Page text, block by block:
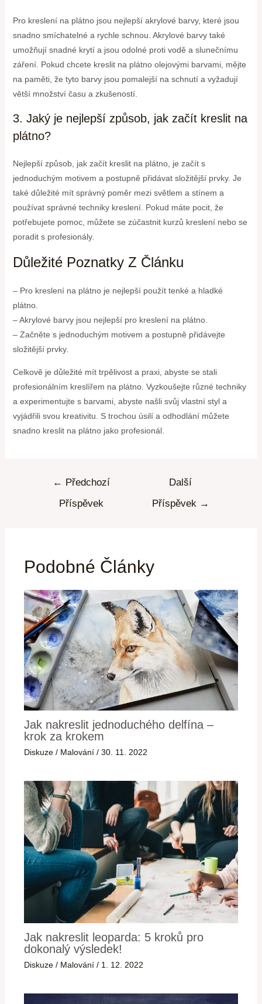
Pro kreslení na plátno jsou nejlepší akrylové barvy, které jsou
snadno smíchatelné a rychle schnou. Akrylové barvy také
umožňují snadné krytí a jsou odolné proti vodě a slunečnímu
záření. Pokud chcete kreslit na plátno olejovými barvami, mějte
na paměti, že tyto barvy jsou pomalejší na schnutí a vyžadují
větší množství času a zkušeností.
3. Jaký je nejlepší způsob, jak začít kreslit na
plátno?
Nejlepší způsob, jak začít kreslit na plátno, je začít s
jednoduchým motivem a postupně přidávat složitější prvky. Je
také důležité mít správný poměr mezi světlem a stínem a
používat správné techniky kreslení. Pokud máte pocit, že
potřebujete pomoc, můžete se zúčastnit kurzů kreslení nebo se
poradit s profesionály.
Důležité Poznatky Z Článku
– Pro kreslení na plátno je nejlepší použít tenké a hladké
plátno.
– Akrylové barvy jsou nejlepší pro kreslení na plátno.
– Začněte s jednoduchým motivem a postupně přidávejte
složitější prvky.
Celkově je důležité mít trpělivost a praxi, abyste se stali
profesionálním kreslířem na plátno. Vyzkoušejte různé techniky
a experimentujte s barvami, abyste našli svůj vlastní styl a
vyjádřili svou kreativitu. S trochou úsilí a odhodlání můžete
snadno kreslit na plátno jako profesionál.
← Předchozí
Příspěvek
Další
Příspěvek →
Podobné Články
Jak nakreslit jednoduchého delfína –
krok za krokem
Diskuze / Malování /30. 11. 2022
Jak nakreslit leoparda: 5 kroků pro
dokonalý výsledek!
Diskuze / Malování / 1. 12. 2022